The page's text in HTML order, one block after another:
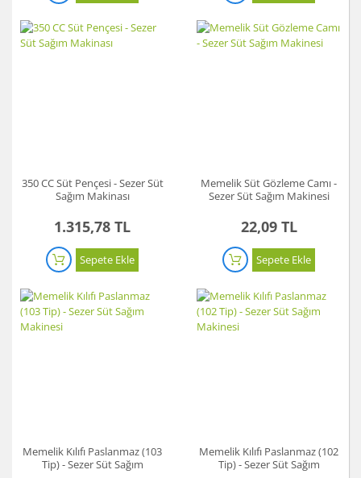
350 CC Süt Pençesi - Sezer Süt
Sağım Makinası
1.315,78 TL
Sepete Ekle
Memelik Süt Gözleme Camı -
Sezer Süt Sağım Makinesi
22,09 TL
Sepete Ekle
Memelik Kılıfı Paslanmaz (103
Tip) - Sezer Süt Sağım
Memelik Kılıfı Paslanmaz (102
Tip) - Sezer Süt Sağım